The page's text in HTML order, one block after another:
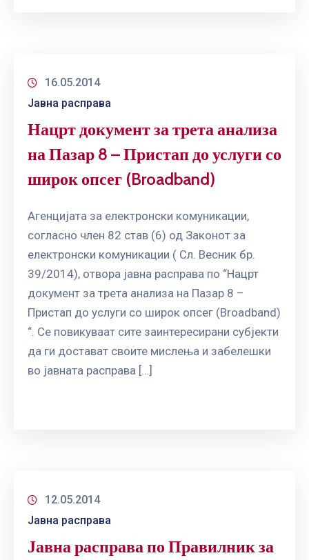
16.05.2014
Јавна расправа
Нацрт документ за трета анализа
на Пазар 8 – Пристап до услуги со
широк опсег (Broadband)
Агенцијата за електронски комуникации,
согласно член 82 став (6) од Законот за
електронски комуникации ( Сл. Весник бр.
39/2014), отвора јавна расправа по “Нацрт
документ за трета анализа на Пазар 8 –
Пристап до услуги со широк опсег (Broadband)
“. Се повикуваат сите заинтересирани субјекти
да ги достават своите мислења и забелешки
во јавната расправа […]
12.05.2014
Јавна расправа
Јавна расправа по Правилник за